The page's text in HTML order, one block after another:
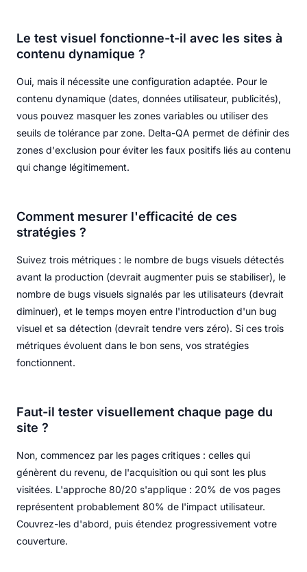
Le test visuel fonctionne-t-il avec les sites à
contenu dynamique ?
Oui, mais il nécessite une configuration adaptée. Pour le
contenu dynamique (dates, données utilisateur, publicités),
vous pouvez masquer les zones variables ou utiliser des
seuils de tolérance par zone. Delta-QA permet de définir des
zones d'exclusion pour éviter les faux positifs liés au contenu
qui change légitimement.
Comment mesurer l'efficacité de ces
stratégies ?
Suivez trois métriques : le nombre de bugs visuels détectés
avant la production (devrait augmenter puis se stabiliser), le
nombre de bugs visuels signalés par les utilisateurs (devrait
diminuer), et le temps moyen entre l'introduction d'un bug
visuel et sa détection (devrait tendre vers zéro). Si ces trois
métriques évoluent dans le bon sens, vos stratégies
fonctionnent.
Faut-il tester visuellement chaque page du
site ?
Non, commencez par les pages critiques : celles qui
génèrent du revenu, de l'acquisition ou qui sont les plus
visitées. L'approche 80/20 s'applique : 20% de vos pages
représentent probablement 80% de l'impact utilisateur.
Couvrez-les d'abord, puis étendez progressivement votre
couverture.